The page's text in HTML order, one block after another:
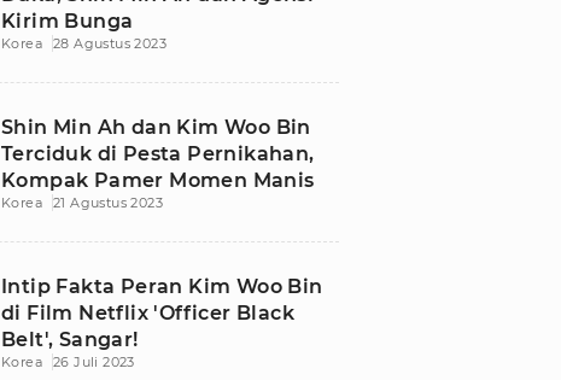
Kirim Bunga
Korea 28 Agustus 2023
Shin Min Ah dan Kim Woo Bin
Terciduk di Pesta Pernikahan,
Kompak Pamer Momen Manis
Korea 21 Agustus 2023
Intip Fakta Peran Kim Woo Bin
di Film Netflix 'Officer Black
Belt', Sangar!
Korea 26 Juli 2023